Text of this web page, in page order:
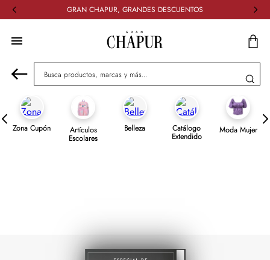
GRAN CHAPUR, GRANDES DESCUENTOS
Busca productos, marcas y más...
Zona Cupón Artículos
Escolares
Belleza Catálogo
Extendido
Moda Mujer